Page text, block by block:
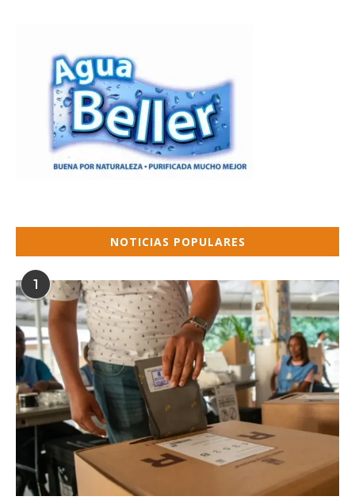
NOTICIAS POPULARES
1